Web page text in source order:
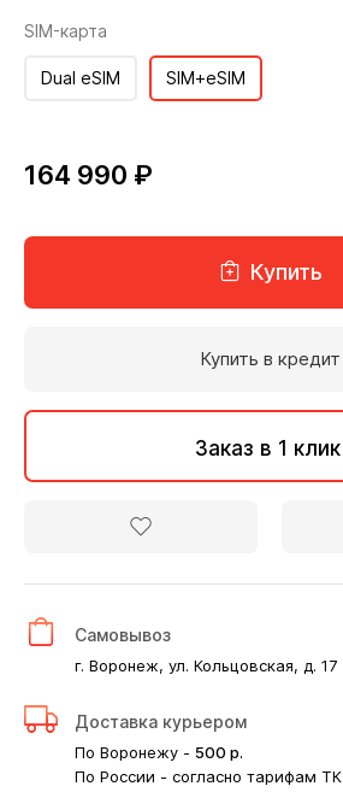
SIM-карта
SIM+eSIM
Dual eSIM
164 990 ₽
Купить
Купить в кредит
Заказ в 1 клик
Самовывоз
г. Воронеж, ул. Кольцовская, д. 17
Доставка курьером
По Воронежу - 500 р.
По России - согласно тарифам ТК